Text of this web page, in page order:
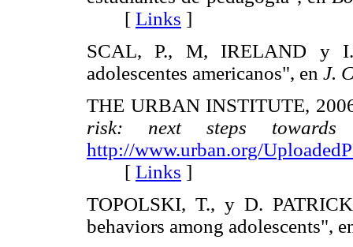
[ Links ]
SCAL, P., M, IRELAND y I.
adolescentes americanos", en J.
THE URBAN INSTITUTE,
risk: next steps
http://www.urban.org/
[ Links ]
TOPOLSKI, T., y D.
behaviors among adolescents",